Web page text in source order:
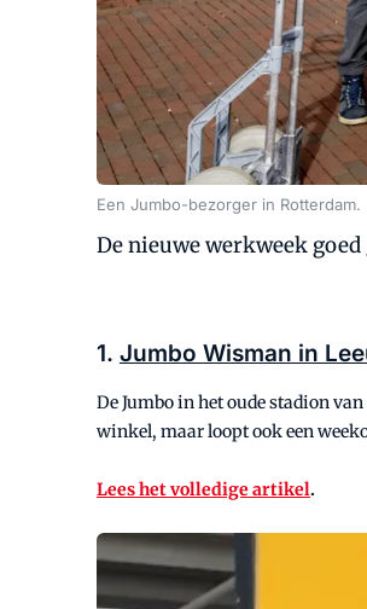
Een Jumbo-bezorger in Rotterdam.
De nieuwe werkweek
1. Jumbo Wisman in
De Jumbo in het oude stadion
winkel, maar loopt ook een
Lees het volledige artikel.